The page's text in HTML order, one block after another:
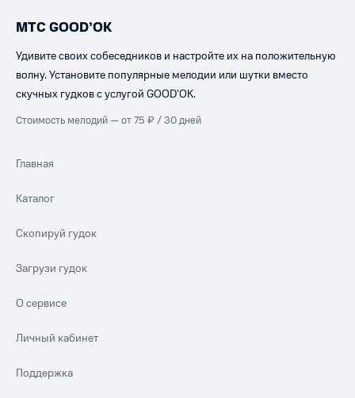
МТС GOOD’OK
Удивите своих собеседников и настройте их на положительную
волну. Установите популярные мелодии или шутки вместо
скучных гудков с услугой GOOD’OK.
Стоимость мелодий — от 75 ₽ / 30 дней
Главная
Каталог
Скопируй гудок
Загрузи гудок
О сервисе
Личный кабинет
Поддержка